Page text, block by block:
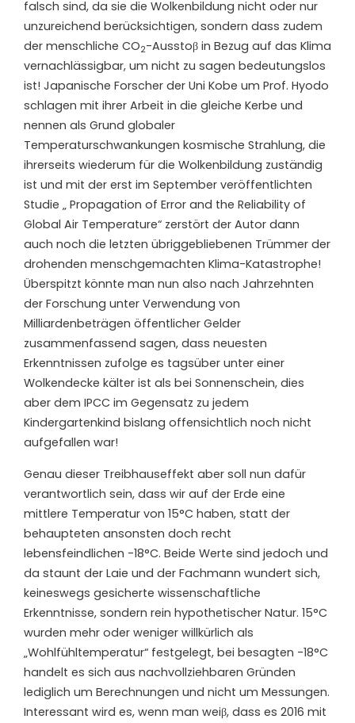
falsch sind, da sie die Wolkenbildung nicht oder nur
unzureichend berücksichtigen, sondern dass zudem
der menschliche CO2-Ausstoβ in Bezug auf das Klima
vernachlässigbar, um nicht zu sagen bedeutungslos
ist! Japanische Forscher der Uni Kobe um Prof. Hyodo
schlagen mit ihrer Arbeit in die gleiche Kerbe und
nennen als Grund globaler
Temperaturschwankungen kosmische Strahlung, die
ihrerseits wiederum für die Wolkenbildung zuständig
ist und mit der erst im September veröffentlichten
Studie „ Propagation of Error and the Reliability of
Global Air Temperature“ zerstört der Autor dann
auch noch die letzten übriggebliebenen Trümmer der
drohenden menschgemachten Klima-Katastrophe!
Überspitzt könnte man nun also nach Jahrzehnten
der Forschung unter Verwendung von
Milliardenbeträgen öffentlicher Gelder
zusammenfassend sagen, dass neuesten
Erkenntnissen zufolge es tagsüber unter einer
Wolkendecke kälter ist als bei Sonnenschein, dies
aber dem IPCC im Gegensatz zu jedem
Kindergartenkind bislang offensichtlich noch nicht
aufgefallen war!
Genau dieser Treibhauseffekt aber soll nun dafür
verantwortlich sein, dass wir auf der Erde eine
mittlere Temperatur von 15°C haben, statt der
behaupteten ansonsten doch recht
lebensfeindlichen -18°C. Beide Werte sind jedoch und
da staunt der Laie und der Fachmann wundert sich,
keineswegs gesicherte wissenschaftliche
Erkenntnisse, sondern rein hypothetischer Natur. 15°C
wurden mehr oder weniger willkürlich als
„Wohlfühltemperatur“ festgelegt, bei besagten -18°C
handelt es sich aus nachvollziehbaren Gründen
lediglich um Berechnungen und nicht um Messungen.
Interessant wird es, wenn man weiβ, dass es 2016 mit